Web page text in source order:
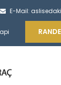
E-Mail: